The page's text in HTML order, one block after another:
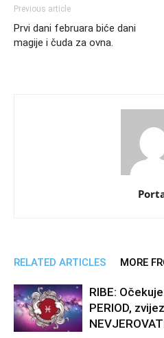
Previous article
Prvi dani februara biće dani
magije i čuda za ovna.
RELATED ARTICLES MORE
RIBE:
PERIOD,